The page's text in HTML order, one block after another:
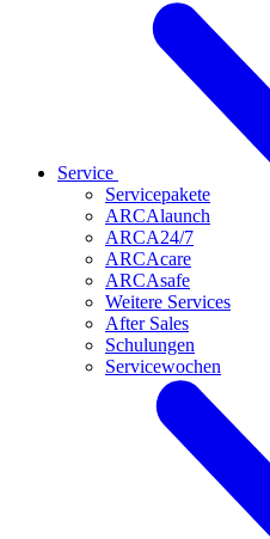
Service
Servicepakete
ARCAlaunch
ARCA24/7
ARCAcare
ARCAsafe
Weitere Services
After Sales
Schulungen
Servicewochen